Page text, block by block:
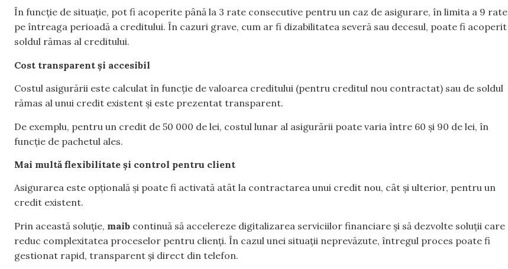
În funcție de situație, pot fi acoperite până la 3 rate consecutive pentru un caz de asigurare, în limita a 9 rate
pe întreaga perioadă a creditului. În cazuri grave, cum ar fi dizabilitatea severă sau decesul, poate fi acoperit
soldul rămas al creditului.
Cost transparent și accesibil
Costul asigurării este calculat în funcție de valoarea creditului (pentru creditul nou contractat) sau de soldul
rămas al unui credit existent și este prezentat transparent.
De exemplu, pentru un credit de 50 000 de lei, costul lunar al asigurării poate varia între 60 și 90 de lei, în
funcție de pachetul ales.
Mai multă flexibilitate și control pentru client
Asigurarea este opțională și poate fi activată atât la contractarea unui credit nou, cât și ulterior, pentru un
credit existent.
Prin această soluție, maib continuă să accelereze digitalizarea serviciilor financiare și să dezvolte soluții care
reduc complexitatea proceselor pentru clienți. În cazul unei situații neprevăzute, întregul proces poate fi
gestionat rapid, transparent și direct din telefon.